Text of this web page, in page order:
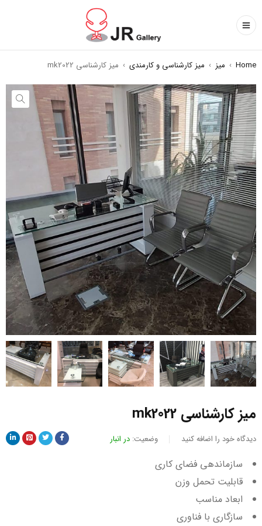
Home
› میز › میز کارشناسی و کارمندی › میز کارشناسی mk2022
میز کارشناسی mk2022
دیدگاه خود را اضافه کنید وضعیت: در انبار
سازماندهی فضای کاری
قابلیت تحمل وزن
ابعاد مناسب
سازگاری با فناوری